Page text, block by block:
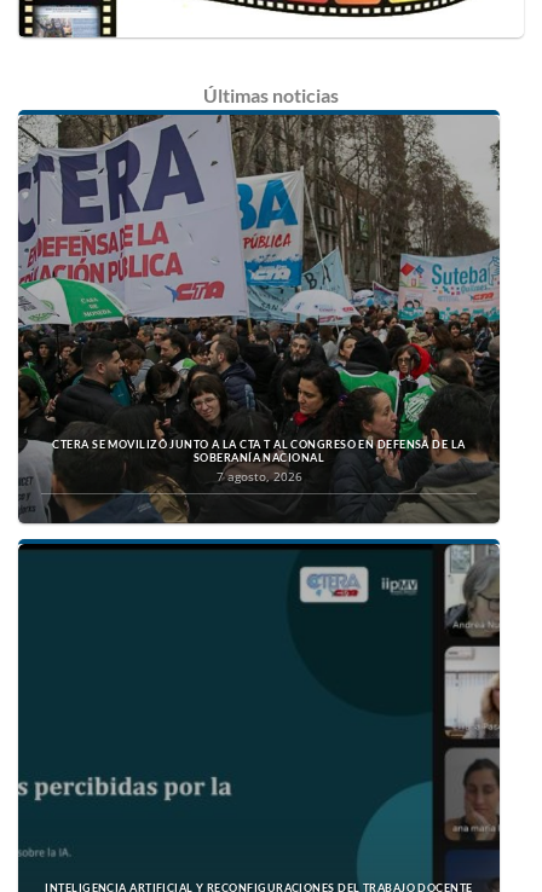
Últimas noticias
CTERA SE MOVILIZÓ JUNTO A LA CTA T AL CONGRESO EN DEFENSA DE LA
SOBERANÍA NACIONAL
7 agosto, 2026
INTELIGENCIA ARTIFICIAL Y RECONFIGURACIONES DEL TRABAJO DOCENTE